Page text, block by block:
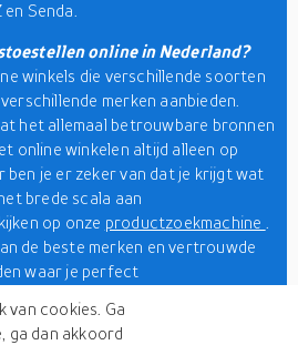
Senda.
online in Nederland?
winkels die verschillende soorten
merken aanbieden.
het allemaal betrouwbare bronnen
online winkelen altijd alleen op
je er zeker van dat je krijgt wat
brede scala aan
op onze productzoekmachine
de beste merken en vertrouwde
waar je perfect
kan zo leuk zijn als je de juiste
van cookies. Ga
ga dan akkoord